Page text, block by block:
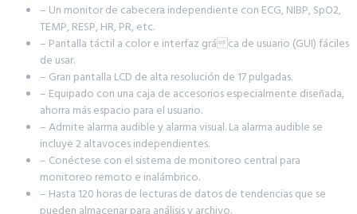
– Un monitor de cabecera independiente con ECG, NIBP, SpO2,
TEMP, RESP, HR, PR, etc.
– Pantalla táctil a color e interfaz gráca de usuario (GUI) fáciles
de usar.
– Gran pantalla LCD de alta resolución de 17 pulgadas.
– Equipado con una caja de accesorios especialmente diseñada,
ahorra más espacio para el usuario.
– Admite alarma audible y alarma visual. La alarma audible se
incluye 2 altavoces independientes.
– Conéctese con el sistema de monitoreo central para
monitoreo remoto e inalámbrico.
– Hasta 120 horas de lecturas de datos de tendencias que se